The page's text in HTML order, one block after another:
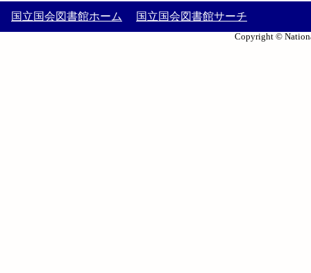
国立国会図書館ホーム 国立国会図書館サーチ
Copyright ©